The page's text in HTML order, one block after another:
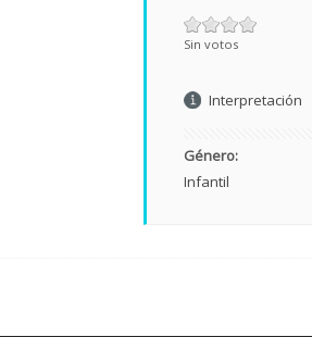
Sin votos
Interpretación
Género:
Infantil